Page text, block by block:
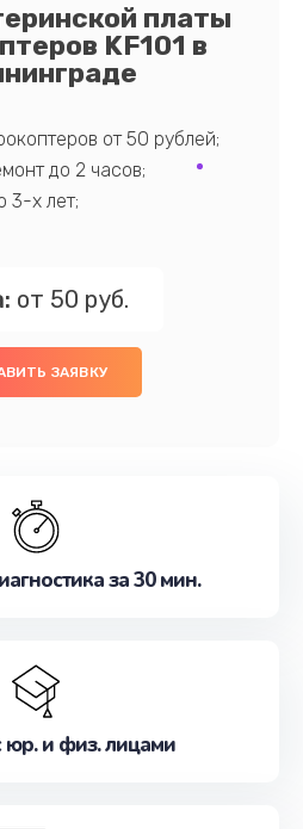
платы
KF101 в
от 50 рублей;
до 2 часов;
3-х лет;
от 50 руб.
ЗАЯВКУ
за 30 мин.
юр. и физ. лицами